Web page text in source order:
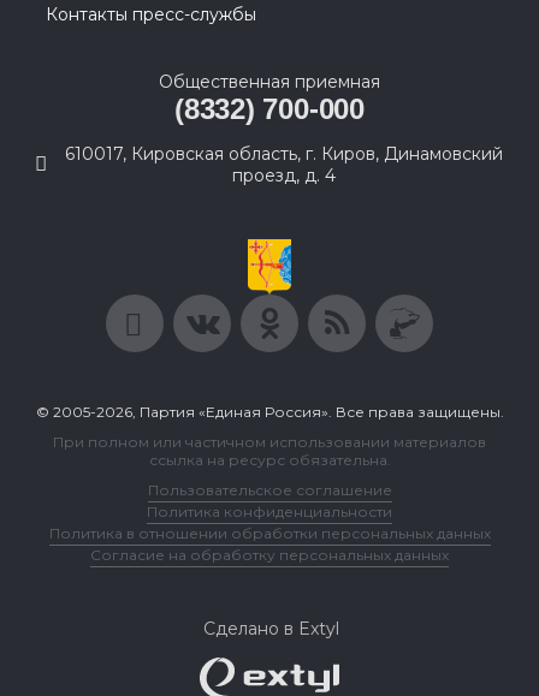
Контакты пресс-службы
Общественная приемная
(8332) 700-000
610017, Кировская область, г. Киров, Динамовский
проезд, д. 4
© 2005-2026, Партия «Единая Россия». Все права защищены.
При полном или частичном использовании материалов
ссылка на ресурс обязательна.
Пользовательское соглашение
Политика конфиденциальности
Политика в отношении обработки персональных данных
Согласие на обработку персональных данных
Сделано в Extyl